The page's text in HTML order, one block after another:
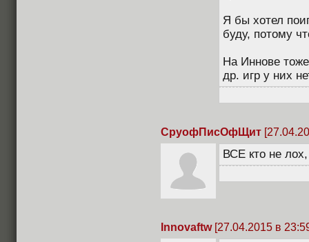
Я бы хотел
буду, потому
На Иннове
др. игр у них
СруофПисОфЩит
ВСЕ кто не
Innovaftw[27.04.2015 в